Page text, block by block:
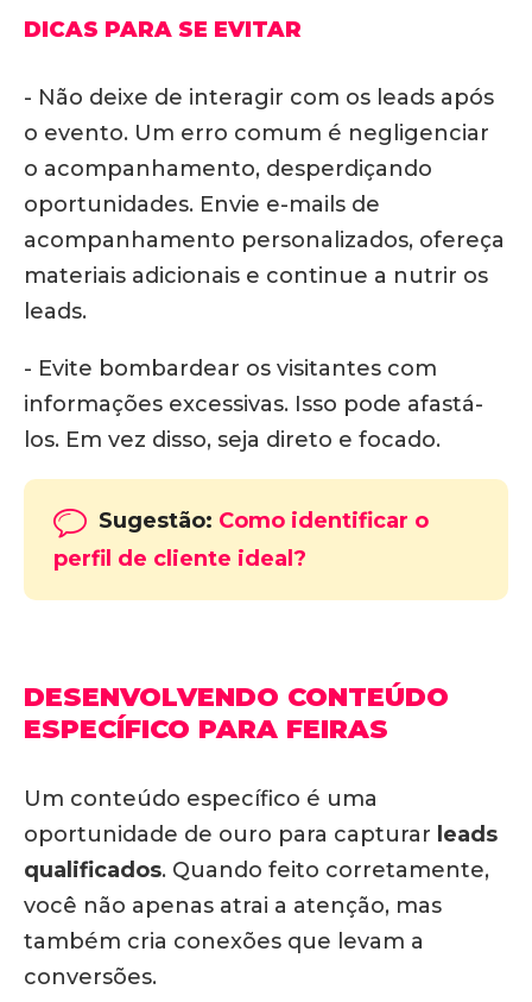
DICAS PARA SE EVITAR
- Não deixe de interagir com os leads após
o evento. Um erro comum é negligenciar
o acompanhamento, desperdiçando
oportunidades. Envie e-mails de
acompanhamento personalizados, ofereça
materiais adicionais e continue a nutrir os
leads.
- Evite bombardear os visitantes com
informações excessivas. Isso pode afastá-
los. Em vez disso, seja direto e focado.
Sugestão: Como identificar o
perfil de cliente ideal?
DESENVOLVENDO CONTEÚDO
ESPECÍFICO PARA FEIRAS
Um conteúdo específico é uma
oportunidade de ouro para capturar leads
qualificados. Quando feito corretamente,
você não apenas atrai a atenção, mas
também cria conexões que levam a
conversões.